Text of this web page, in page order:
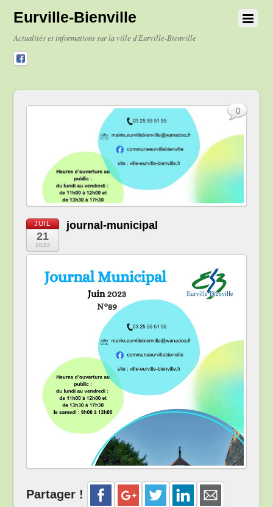
Eurville-Bienville
Actualités et informations sur la ville d'Eurville-Bienville
JUIL
21
2023
journal-municipal
Partager !
0